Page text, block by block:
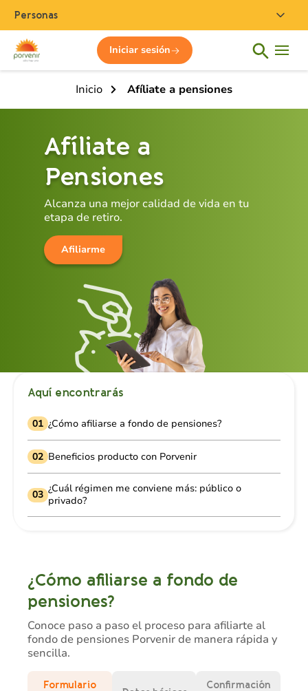
Personas
Iniciar sesión
Inicio Afíliate a pensiones
Afíliate a
Pensiones
Alcanza una mejor calidad de vida en tu
etapa de retiro.
Afiliarme
Aquí encontrarás
01 ¿Cómo afiliarse a fondo de pensiones?
02 Beneficios producto con Porvenir
03 ¿Cuál régimen me conviene más: público o
privado?
¿Cómo afiliarse a fondo de
pensiones?
Conoce paso a paso el proceso para afiliarte al
fondo de pensiones Porvenir de manera rápida y
sencilla.
Formulario
Confirmación